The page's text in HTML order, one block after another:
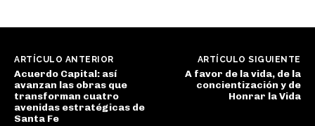
ARTÍCULO ANTERIOR
Acuerdo Capital: así
avanzan las obras que
transforman cuatro
avenidas estratégicas de
Santa Fe
ARTÍCULO SIGUIENTE
A favor de la vida, de la
concientización y de
Honrar la Vida